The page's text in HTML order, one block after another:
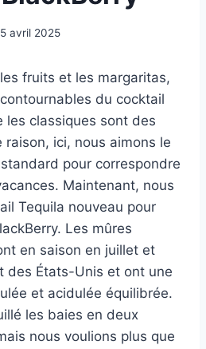
avril 2025
fruits et les margaritas,
du cocktail
les classiques sont des
raison, ici, nous aimons le
pour correspondre
Maintenant, nous
Tequila nouveau pour
Les mûres
en saison en juillet et
des États-Unis et ont une
et acidulée équilibrée.
les baies en deux
nous voulions plus que